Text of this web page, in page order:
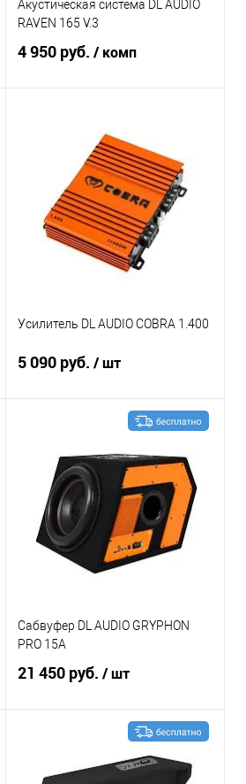
Акустическая система DL AUDIO
RAVEN 165 V.3
4 950 руб./ комп
Сравнение В избранное
Усилитель DL AUDIO COBRA 1.400
5 090 руб./ шт
В корзину
Сравнение В избранное
Сабвуфер DL AUDIO GRYPHON
PRO 15A
21 450 руб./ шт
В корзину